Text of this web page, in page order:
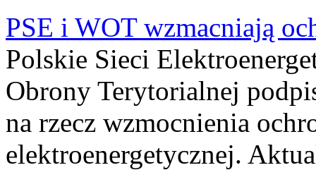
PSE i WOT wzmacniają
Polskie Sieci
Obrony Terytorialnej
na rzecz wzmocnienia
elektroenergetycznej.